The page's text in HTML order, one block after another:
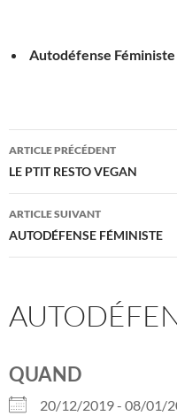
Autodéfense
Navigation
des
articles
ARTICLE PRÉCÉDENT
LE PTIT RESTO VEGAN
ARTICLE SUIVANT
AUTODÉFENSE FÉMINISTE
QUAND
20/12/2019 - 08/01/